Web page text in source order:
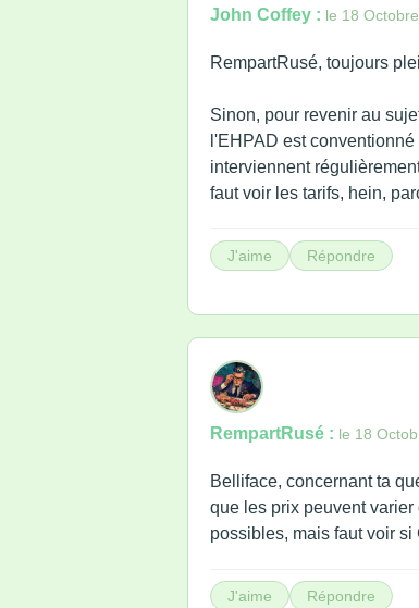
John Coffey : le 18
RempartRusé, toujours
Sinon, pour revenir au
l'EHPAD est
interviennent
faut voir les tarifs, hein,
J'aime Répondre
RempartRusé : le 18
Belliface, concernant ta
que les prix peuvent
possibles, mais faut voir si
J'aime Répondre